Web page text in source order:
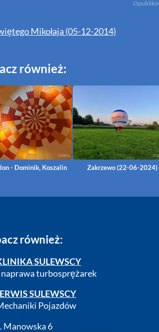
Mikołaja (05-12-2014)
również:
- Dominik, Koszalin Zakrzewo (22-06-2024)
również:
SULEWSCY
naprawa turbosprężarek
SULEWSCY
Pojazdów
Manowska 6